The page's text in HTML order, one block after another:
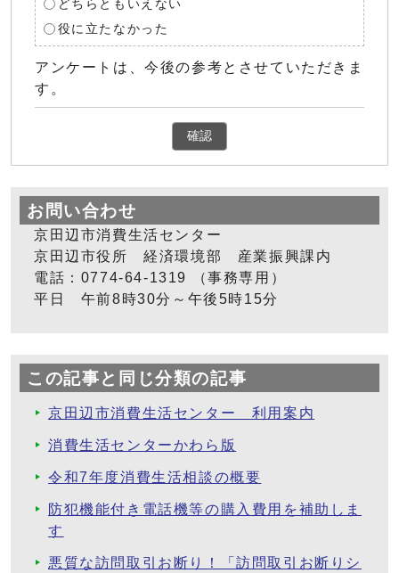
どちらともいえない
役に立たなかった
アンケートは、今後の参考とさせていただきま
す。
確認
お問い合わせ
京田辺市消費生活センター
京田辺市役所 経済環境部 産業振興課内
電話：0774-64-1319 （事務専用）
平日 午前8時30分～午後5時15分
この記事と同じ分類の記事
京田辺市消費生活センター 利用案内
消費生活センターかわら版
令和7年度消費生活相談の概要
防犯機能付き電話機等の購入費用を補助しま
す
悪質な訪問取引お断り！「訪問取引お断りシ